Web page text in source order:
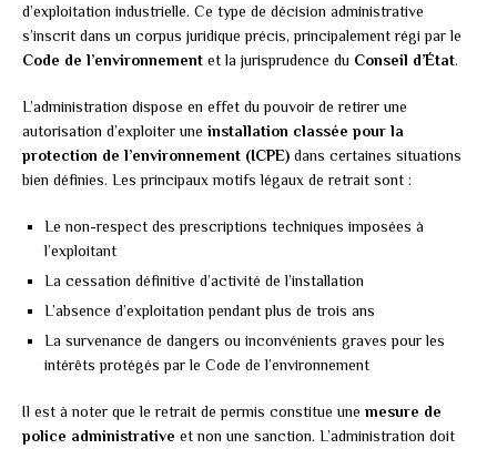
d’exploitation industrielle. Ce type de décision administrative
s’inscrit dans un corpus juridique précis, principalement régi par le
Code de l’environnement et la jurisprudence du Conseil d’État.
L’administration dispose en effet du pouvoir de retirer une
autorisation d’exploiter une installation classée pour la
protection de l’environnement (ICPE) dans certaines situations
bien définies. Les principaux motifs légaux de retrait sont :
Le non-respect des prescriptions techniques imposées à
l’exploitant
La cessation définitive d’activité de l’installation
L’absence d’exploitation pendant plus de trois ans
La survenance de dangers ou inconvénients graves pour les
intérêts protégés par le Code de l’environnement
Il est à noter que le retrait de permis constitue une mesure de
police administrative et non une sanction. L’administration doit